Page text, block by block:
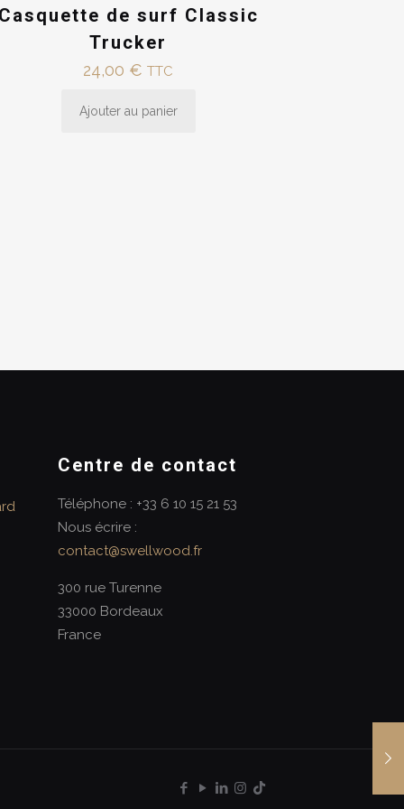
de surf Classic
Trucker
24,00 € TTC
Ajouter au panier
Centre de contact
Téléphone : +33 6 10 15 21 53
Nous écrire :
contact@swellwood.fr
300 rue Turenne
33000 Bordeaux
France